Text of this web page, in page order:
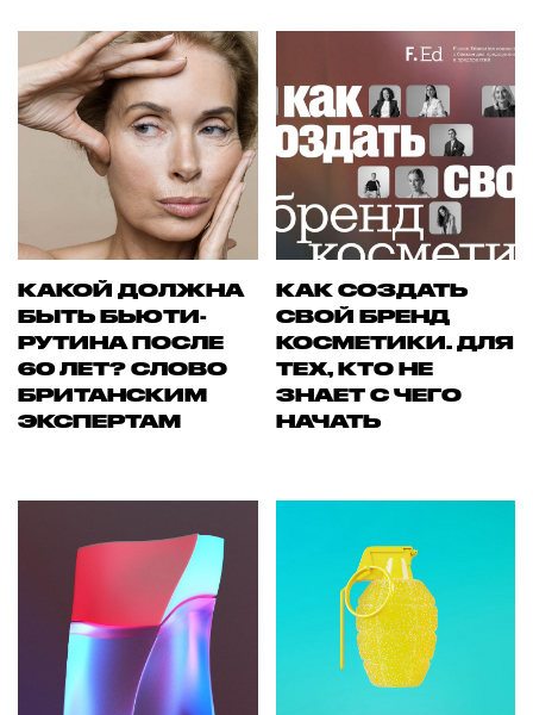
КАКОЙ ДОЛЖНА
БЫТЬ БЬЮТИ-
РУТИНА ПОСЛЕ
60 ЛЕТ? СЛОВО
БРИТАНСКИМ
ЭКСПЕРТАМ
КАК СОЗДАТЬ
СВОЙ БРЕНД
КОСМЕТИКИ. ДЛЯ
ТЕХ, КТО НЕ
ЗНАЕТ С ЧЕГО
НАЧАТЬ